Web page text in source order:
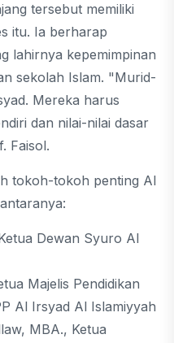
tersebut memiliki
itu. Ia berharap
lahirnya kepemimpinan
sekolah Islam. "Murid-
Mereka harus
dan nilai-nilai dasar
Faisol.
tokoh-tokoh penting Al
Dewan Syuro Al
Majelis Pendidikan
Al Irsyad Al Islamiyyah
MBA., Ketua